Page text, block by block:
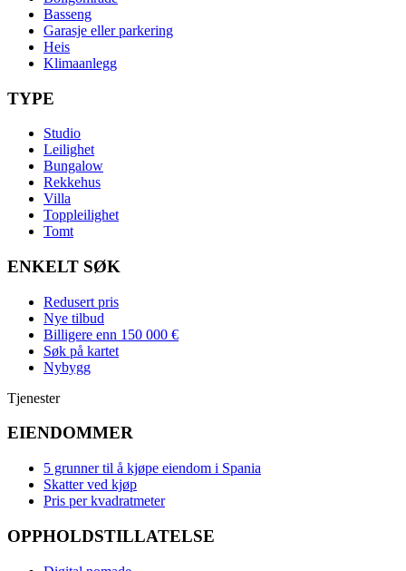
Basseng
Garasje eller parkering
Heis
Klimaanlegg
TYPE
Studio
Leilighet
Bungalow
Rekkehus
Villa
Toppleilighet
Tomt
ENKELT SØK
Redusert pris
Nye tilbud
Billigere enn 150 000 €
Søk på kartet
Nybygg
Tjenester
EIENDOMMER
5 grunner til å kjøpe eiendom i Spania
Skatter ved kjøp
Pris per kvadratmeter
OPPHOLDSTILLATELSE